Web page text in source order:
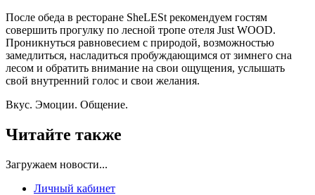
После обеда в ресторане SheLESt рекомендуем гостям
совершить прогулку по лесной тропе отеля Just WOOD.
Проникнуться равновесием с природой, возможностью
замедлиться, насладиться пробуждающимся от зимнего сна
лесом и обратить внимание на свои ощущения, услышать
свой внутренний голос и свои желания.
Вкус. Эмоции. Общение.
Читайте также
Загружаем новости...
Личный кабинет